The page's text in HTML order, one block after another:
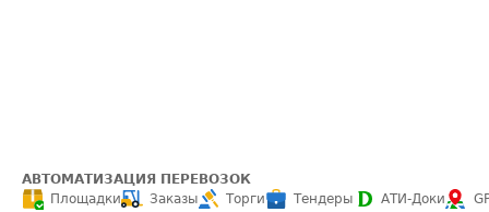
АВТОМАТИЗАЦИЯ ПЕРЕВОЗОК
Площадки
Заказы Торги Тендеры АТИ-Доки